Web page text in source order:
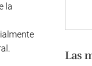
la
Las